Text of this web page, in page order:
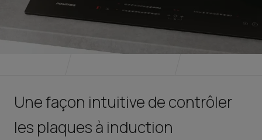
Une façon intuitive de contrôler
les plaques à induction